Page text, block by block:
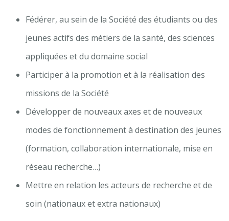
Fédérer, au sein de la Société des étudiants ou des
jeunes actifs des métiers de la santé, des sciences
appliquées et du domaine social
Participer à la promotion et à la réalisation des
missions de la Société
Développer de nouveaux axes et de nouveaux
modes de fonctionnement à destination des jeunes
(formation, collaboration internationale, mise en
réseau recherche…)
Mettre en relation les acteurs de recherche et de
soin (nationaux et extra nationaux)